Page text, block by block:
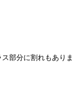
部分に割れもありま